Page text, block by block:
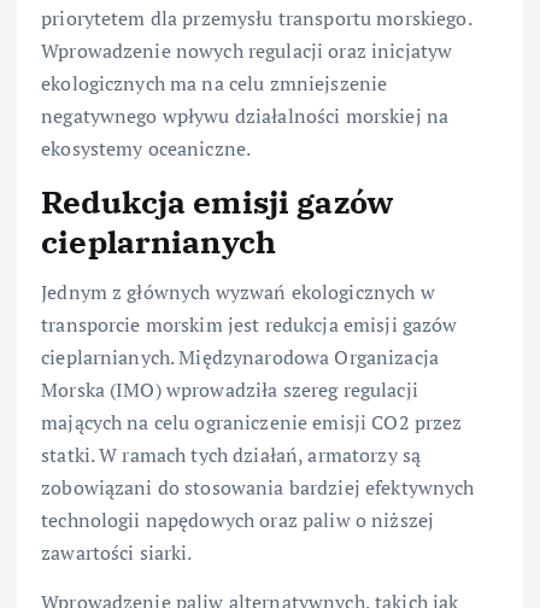
priorytetem dla przemysłu transportu morskiego.
Wprowadzenie nowych regulacji oraz inicjatyw
ekologicznych ma na celu zmniejszenie
negatywnego wpływu działalności morskiej na
ekosystemy oceaniczne.
Redukcja emisji gazów
cieplarnianych
Jednym z głównych wyzwań ekologicznych w
transporcie morskim jest redukcja emisji gazów
cieplarnianych. Międzynarodowa Organizacja
Morska (IMO) wprowadziła szereg regulacji
mających na celu ograniczenie emisji CO2 przez
statki. W ramach tych działań, armatorzy są
zobowiązani do stosowania bardziej efektywnych
technologii napędowych oraz paliw o niższej
zawartości siarki.
Wprowadzenie paliw alternatywnych, takich jak